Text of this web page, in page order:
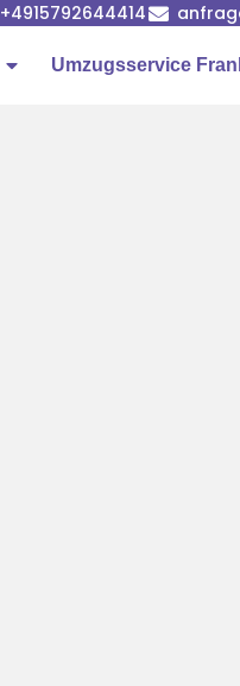
+4915792644414
Umzugsservice